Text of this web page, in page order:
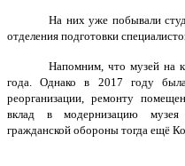
На них уже побывали
отделения подготовки
Напомним, что музей на
года. Однако в 2017 году
реорганизации, ремонту
вклад в модернизацию
гражданской обороны тогда ещё